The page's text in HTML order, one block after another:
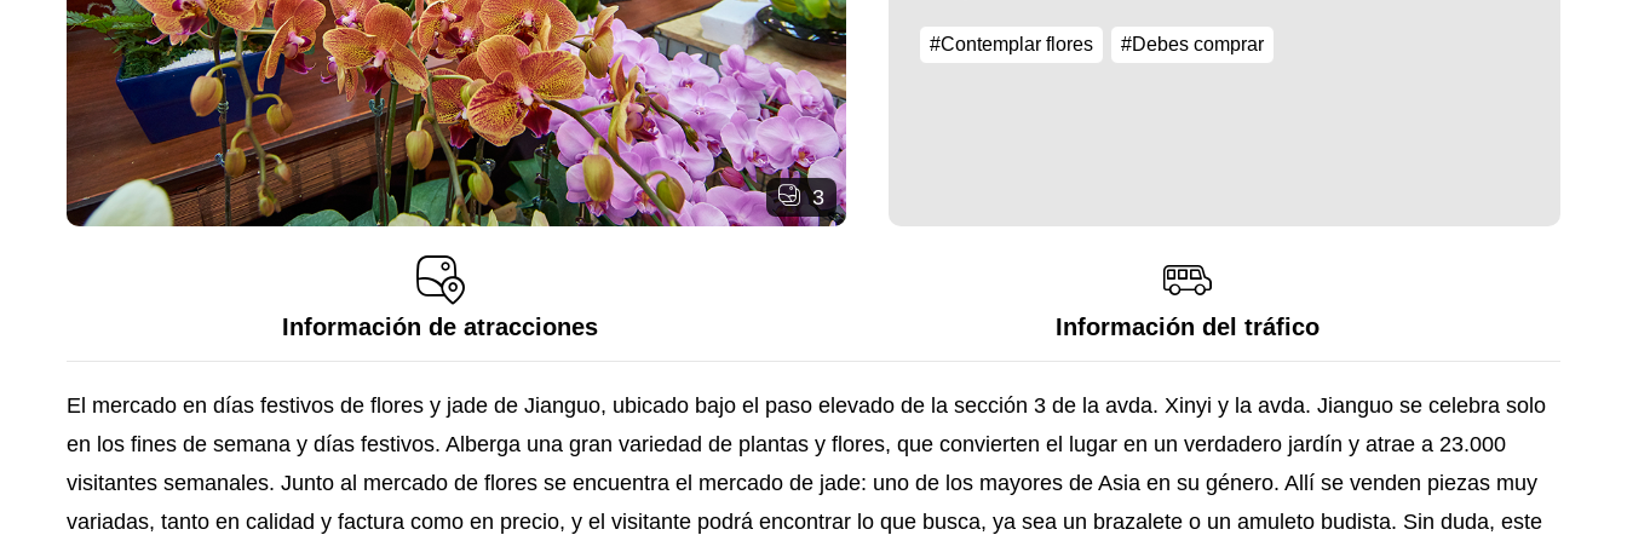
3
#Contemplar flores #Debes comprar
Información de atracciones Información del tráfico
El mercado en días festivos de flores y jade de Jianguo, ubicado bajo el paso elevado de la sección 3 de la avda. Xinyi y la avda. Jianguo se celebra solo
en los fines de semana y días festivos. Alberga una gran variedad de plantas y flores, que convierten el lugar en un verdadero jardín y atrae a 23.000
visitantes semanales. Junto al mercado de flores se encuentra el mercado de jade: uno de los mayores de Asia en su género. Allí se venden piezas muy
variadas, tanto en calidad y factura como en precio, y el visitante podrá encontrar lo que busca, ya sea un brazalete o un amuleto budista. Sin duda, este